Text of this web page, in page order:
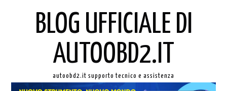
BLOG UFFICIALE DI
AUTOOBD2.IT
autoobd2.it supporto tecnico e assistenza